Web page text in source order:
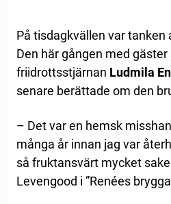
På tisdagkvällen var tanken
Den här gången med
friidrottsstjärnan Ludmila
senare berättade om den
– Det var en hemsk
många år innan jag var
så fruktansvärt mycket
Levengood i ”Renées